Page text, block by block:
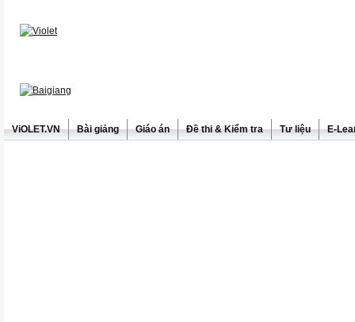
ViOLET.VN Bài giảng Giáo án Đề thi & Kiểm tra Tư liệu E-